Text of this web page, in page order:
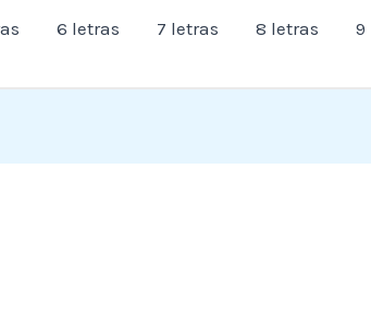
6 letras 7 letras 8 letras
9